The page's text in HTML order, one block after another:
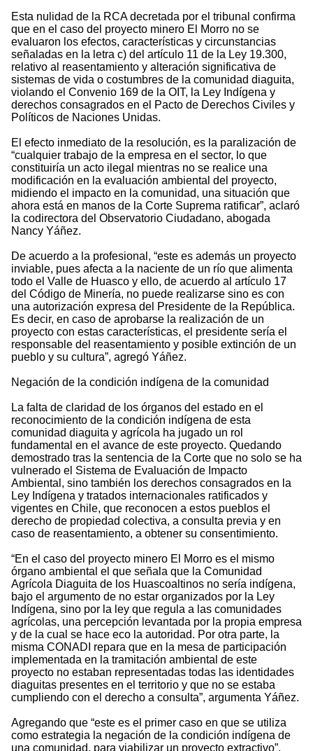
Esta nulidad de la RCA decretada por el tribunal confirma
que en el caso del proyecto minero El Morro no se
evaluaron los efectos, características y circunstancias
señaladas en la letra c) del artículo 11 de la Ley 19.300,
relativo al reasentamiento y alteración significativa de
sistemas de vida o costumbres de la comunidad diaguita,
violando el Convenio 169 de la OIT, la Ley Indígena y
derechos consagrados en el Pacto de Derechos Civiles y
Políticos de Naciones Unidas.
El efecto inmediato de la resolución, es la paralización de
“cualquier trabajo de la empresa en el sector, lo que
constituiría un acto ilegal mientras no se realice una
modificación en la evaluación ambiental del proyecto,
midiendo el impacto en la comunidad, una situación que
ahora está en manos de la Corte Suprema ratificar”, aclaró
la codirectora del Observatorio Ciudadano, abogada
Nancy Yáñez.
De acuerdo a la profesional, “este es además un proyecto
inviable, pues afecta a la naciente de un río que alimenta
todo el Valle de Huasco y ello, de acuerdo al artículo 17
del Código de Minería, no puede realizarse sino es con
una autorización expresa del Presidente de la República.
Es decir, en caso de aprobarse la realización de un
proyecto con estas características, el presidente sería el
responsable del reasentamiento y posible extinción de un
pueblo y su cultura”, agregó Yáñez.
Negación de la condición indígena de la comunidad
La falta de claridad de los órganos del estado en el
reconocimiento de la condición indígena de esta
comunidad diaguita y agrícola ha jugado un rol
fundamental en el avance de este proyecto. Quedando
demostrado tras la sentencia de la Corte que no solo se ha
vulnerado el Sistema de Evaluación de Impacto
Ambiental, sino también los derechos consagrados en la
Ley Indígena y tratados internacionales ratificados y
vigentes en Chile, que reconocen a estos pueblos el
derecho de propiedad colectiva, a consulta previa y en
caso de reasentamiento, a obtener su consentimiento.
“En el caso del proyecto minero El Morro es el mismo
órgano ambiental el que señala que la Comunidad
Agrícola Diaguita de los Huascoaltinos no sería indígena,
bajo el argumento de no estar organizados por la Ley
Indígena, sino por la ley que regula a las comunidades
agrícolas, una percepción levantada por la propia empresa
y de la cual se hace eco la autoridad. Por otra parte, la
misma CONADI repara que en la mesa de participación
implementada en la tramitación ambiental de este
proyecto no estaban representadas todas las identidades
diaguitas presentes en el territorio y que no se estaba
cumpliendo con el derecho a consulta”, argumenta Yáñez.
Agregando que “este es el primer caso en que se utiliza
como estrategia la negación de la condición indígena de
una comunidad, para viabilizar un proyecto extractivo”.